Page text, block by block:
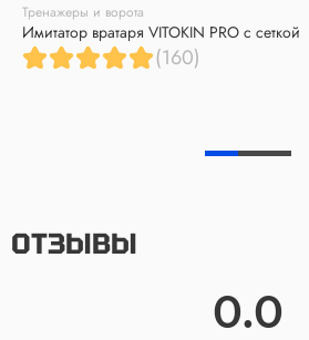
Тренажеры и ворота
Имитатор вратаря VITOKIN PRO с сеткой
(160)
ОТЗЫВЫ
0.0